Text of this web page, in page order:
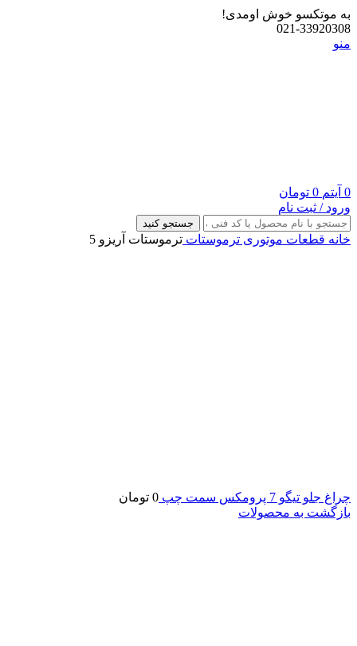
به موتکسو خوش اومدی!
021-33920308
منو
0 آیتم 0 تومان
ورود / ثبت نام
جستجو کنید
خانه قطعات موتوری ترموستات ترموستات آریزو 5
چراغ جلو تیگو 7 پرومکس سمت چپ 0 تومان
بازگشت به محصولات